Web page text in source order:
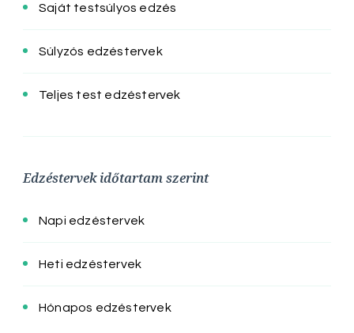
Saját testsúlyos edzés
Súlyzós edzéstervek
Teljes test edzéstervek
Edzéstervek időtartam szerint
Napi edzéstervek
Heti edzéstervek
Hónapos edzéstervek